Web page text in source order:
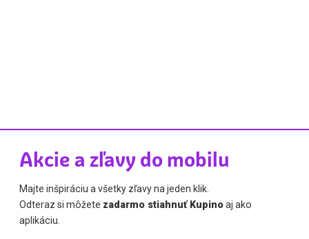
Akcie a zľavy do mobilu
Majte inšpiráciu a všetky zľavy na jeden klik.
Odteraz si môžete zadarmo stiahnuť Kupinoaj ako
aplikáciu.